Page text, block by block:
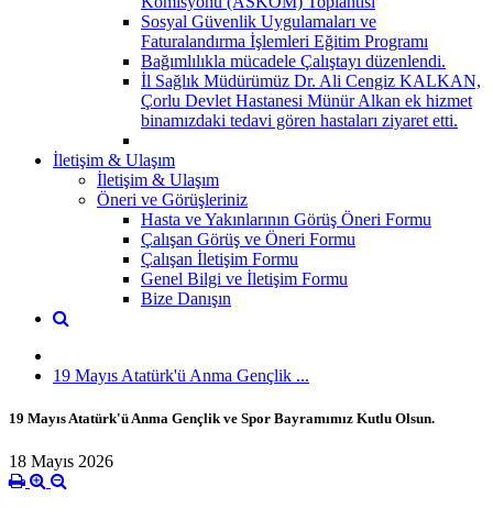
Sosyal Güvenlik Uygulamaları ve
Faturalandırma İşlemleri Eğitim Programı
Bağımlılıkla mücadele Çalıştayı düzenlendi.
İl Sağlık Müdürümüz Dr. Ali Cengiz KALKAN,
Çorlu Devlet Hastanesi Münür Alkan ek hizmet
binamızdaki tedavi gören hastaları ziyaret etti.
İletişim & Ulaşım
İletişim & Ulaşım
Öneri ve Görüşleriniz
Hasta ve Yakınlarının Görüş Öneri Formu
Çalışan Görüş ve Öneri Formu
Çalışan İletişim Formu
Genel Bilgi ve İletişim Formu
Bize Danışın
19 Mayıs Atatürk'ü Anma Gençlik ...
19 Mayıs Atatürk'ü Anma Gençlik ve Spor Bayramımız Kutlu Olsun.
18 Mayıs 2026